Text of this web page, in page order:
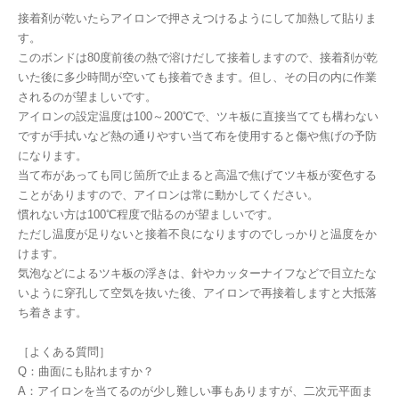
接着剤が乾いたらアイロンで押さえつけるようにして加熱して貼りま
す。
このボンドは80度前後の熱で溶けだして接着しますので、接着剤が乾
いた後に多少時間が空いても接着できます。但し、その日の内に作業
されるのが望ましいです。
アイロンの設定温度は100～200℃で、ツキ板に直接当てても構わない
ですが手拭いなど熱の通りやすい当て布を使用すると傷や焦げの予防
になります。
当て布があっても同じ箇所で止まると高温で焦げてツキ板が変色する
ことがありますので、アイロンは常に動かしてください。
慣れない方は100℃程度で貼るのが望ましいです。
ただし温度が足りないと接着不良になりますのでしっかりと温度をか
けます。
気泡などによるツキ板の浮きは、針やカッターナイフなどで目立たな
いように穿孔して空気を抜いた後、アイロンで再接着しますと大抵落
ち着きます。
［よくある質問］
Q：曲面にも貼れますか？
A：アイロンを当てるのが少し難しい事もありますが、二次元平面ま